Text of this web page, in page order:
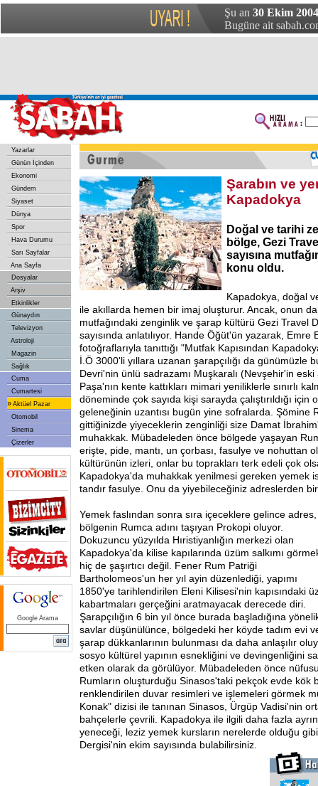
Şu an 30 Ekim
Bugüne ait
Yazarlar
Günün İçinden
Ekonomi
Gündem
Siyaset
Dünya
Spor
Hava Durumu
Sarı Sayfalar
Ana Sayfa
Dosyalar
Arşiv
Etkinlikler
Günaydın
Televizyon
Astroloji
Magazin
Sağlık
Cuma
Cumartesi
» Aktüel Pazar
Otomobil
Sinema
Çizerler
Google Arama
Şarabın ve
Kapadokya
Doğal ve tarihi
bölge, Gezi
sayısına
konu oldu.
Kapadokya, doğal
ile akıllarda hemen bir imaj oluşturur. Ancak, onun
mutfağındaki zenginlik ve şarap kültürü Gezi Travel
sayısında anlatılıyor. Hande Öğüt'ün yazarak, Emre
fotoğraflarıyla tanıttığı "Mutfak Kapısından
İ.Ö 3000'li yıllara uzanan şarapçılığı da günümüzle
Devri'nin ünlü sadrazamı Muşkaralı (Nevşehir'in
Paşa'nın kente kattıkları mimari yeniliklerle sınırlı
döneminde çok sayıda kişi sarayda çalıştırıldığı için
geleneğinin uzantısı bugün yine sofralarda. Şömine
gittiğinizde yiyeceklerin zenginliği size Damat
muhakkak. Mübadeleden önce bölgede yaşayan
erişte, pide, mantı, un çorbası, fasulye ve nohuttan
kültürünün izleri, onlar bu toprakları terk edeli çok
Kapadokya'da muhakkak yenilmesi gereken yemek
tandır fasulye. Onu da yiyebileceğiniz adreslerden
Yemek faslından sonra sıra içeceklere gelince adres,
bölgenin Rumca adını taşıyan Prokopi oluyor.
Dokuzuncu yüzyılda Hıristiyanlığın merkezi olan
Kapadokya'da kilise kapılarında üzüm salkımı
hiç de şaşırtıcı değil. Fener Rum Patriği
Bartholomeos'un her yıl ayin düzenlediği, yapımı
1850'ye tarihlendirilen Eleni Kilisesi'nin kapısındaki
kabartmaları gerçeğini aratmayacak derecede diri.
Şarapçılığın 6 bin yıl önce burada başladığına
savlar düşünülünce, bölgedeki her köyde tadım evi
şarap dükkanlarının bulunması da daha anlaşılır
sosyo kültürel yapının esnekliğini ve devingenliğini
etken olarak da görülüyor. Mübadeleden önce
Rumların oluşturduğu Sinasos'taki pekçok evde kök
renklendirilen duvar resimleri ve işlemeleri görmek
Konak" dizisi ile tanınan Sinasos, Ürgüp Vadisi'nin
bahçelerle çevrili. Kapadokya ile ilgili daha fazla
yeneceği, leziz yemek kursların nerelerde olduğu
Dergisi'nin ekim sayısında bulabilirsiniz.